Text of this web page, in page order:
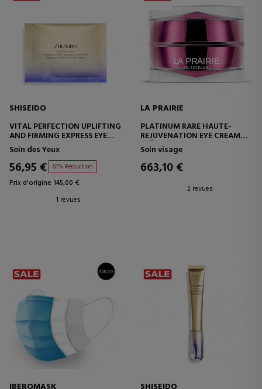
SHISEIDO
VITAL PERFECTION UPLIFTING
AND FIRMING EXPRESS EYE
MASK
Soin des Yeux
56,95 € 61% Réduction
Prix d'origine 145,00 €
1 revues
LA PRAIRIE
PLATINUM RARE HAUTE-
REJUVENATION EYE CREAM
CRÈME CONTOUR DES YEUX
Soin visage
663,10 €
2 revues